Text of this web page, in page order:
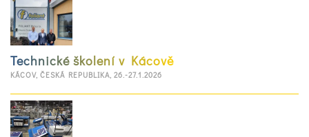
Technické školení v Kácově
KÁCOV, ČESKÁ REPUBLIKA, 26.-27.1.2026